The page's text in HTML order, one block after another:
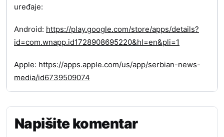
uređaje:
Android: https://play.google.com/store/apps/details?
id=com.wnapp.id1728908695220&hl=en&pli=1
Apple: https://apps.apple.com/us/app/serbian-news-
media/id6739509074
Napišite komentar